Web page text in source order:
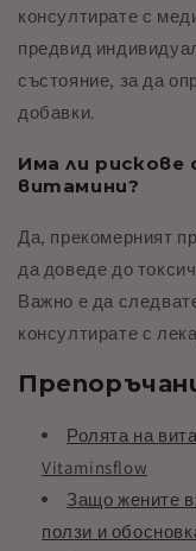
консултирате с
предвид
състояние, за да
добавки.
Има ли рискове
витамини?
Да, прекомерният
да доведе до
Важно е да
консултирате с
Ролята на
Vitaminsflow
Защо жените
ползи и